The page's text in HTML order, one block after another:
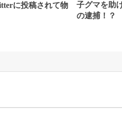
に投稿されて物
子グマを助
の逮捕！？